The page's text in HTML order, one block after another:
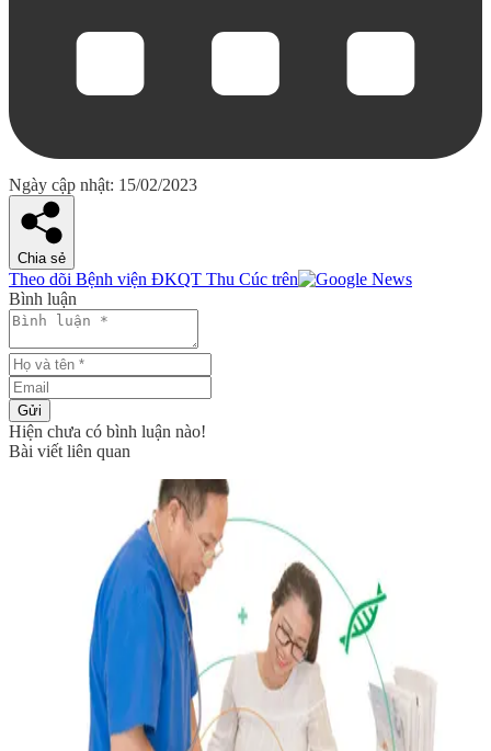
Ngày cập nhật: 15/02/2023
Chia sẻ
Theo dõi Bệnh viện ĐKQT Thu Cúc trên
Bình luận
Gửi
Hiện chưa có bình luận nào!
Bài viết liên quan